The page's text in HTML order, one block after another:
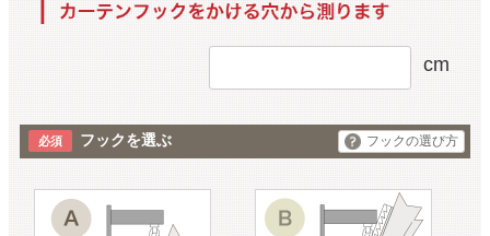
cm
フックを選ぶ フックの選び方